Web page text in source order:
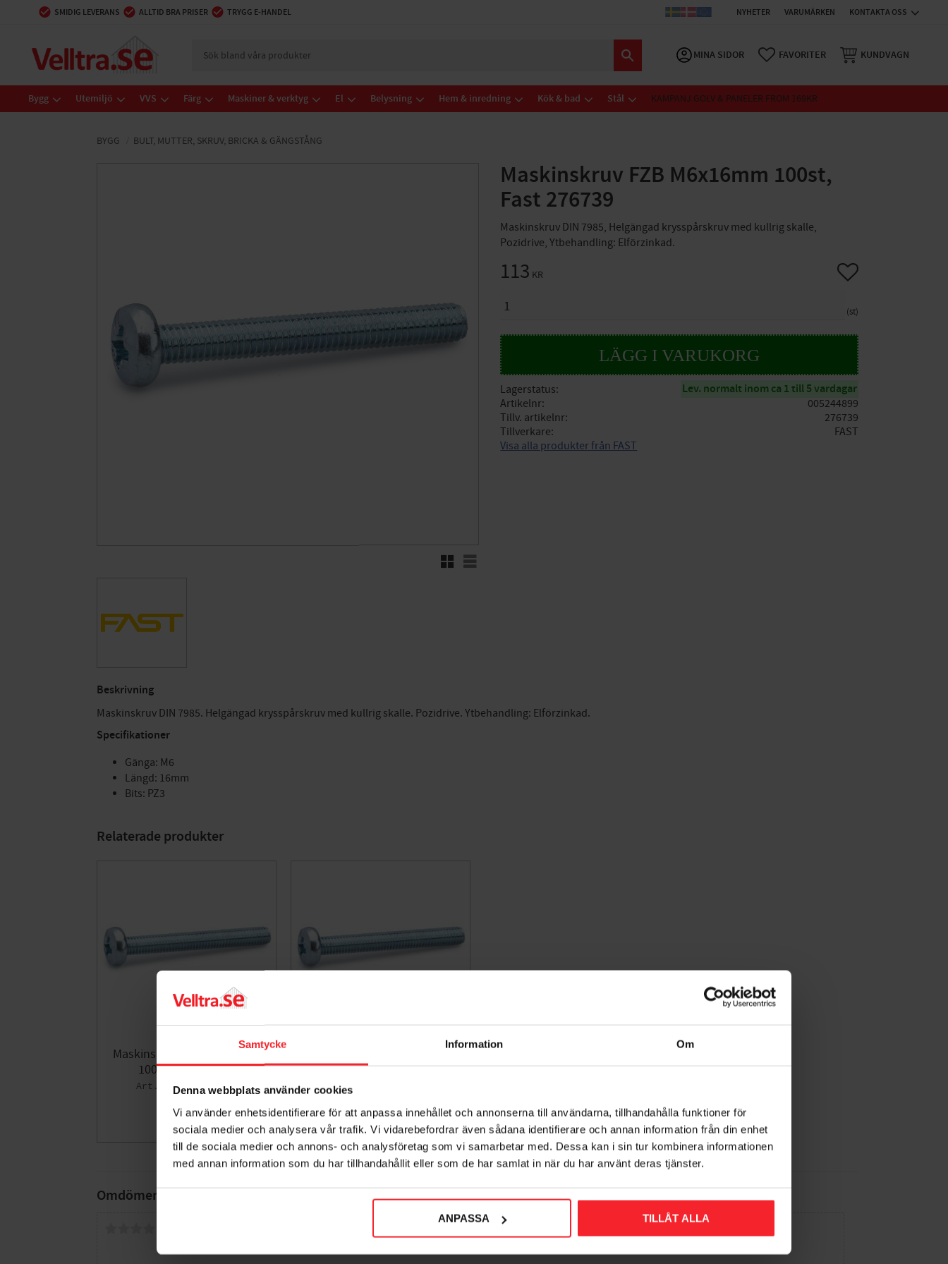
Samtycke Information Om
Denna webbplats använder cookies
Vi använder enhetsidentifierare för att anpassa innehållet och annonserna till användarna, tillhandahålla funktioner för
sociala medier och analysera vår trafik. Vi vidarebefordrar även sådana identifierare och annan information från din enhet
till de sociala medier och annons- och analysföretag som vi samarbetar med. Dessa kan i sin tur kombinera informationen
med annan information som du har tillhandahållit eller som de har samlat in när du har använt deras tjänster.
ANPASSA TILLÅT ALLA
SMIDIG LEVERANS ALLTID BRA PRISER TRYGG E-HANDEL NYHETER VARUMÄRKEN KONTAKTA OSS
MINA SIDOR FAVORITER KUNDVAGN
Bygg Utemiljö VVS Färg Maskiner & verktyg El Belysning Hem & inredning Kök & bad Stål KAMPANJ GOLV & PANELER FROM 169KR
BYGG BULT, MUTTER, SKRUV, BRICKA & GÄNGSTÅNG
Maskinskruv FZB M6x16mm 100st,
Fast 276739
Maskinskruv DIN 7985, Helgängad krysspårskruv med kullrig skalle,
Pozidrive, Ytbehandling: Elförzinkad.
Rutnätsvy
Listvy
113 KR
st
Lägg till i favoriter
Lagerstatus Lev. normalt inom ca 1 till 5 vardagar
Artikelnr
005244899
Tillv. artikelnr
276739
Tillverkare
FAST
Visa alla produkter från FAST
Beskrivning
Maskinskruv DIN 7985. Helgängad krysspårskruv med kullrig skalle. Pozidrive. Ytbehandling: Elförzinkad.
Specifikationer
Gänga: M6
Längd: 16mm
Bits: PZ3
Omdömen
Relaterade produkter
Maskinskruv FZB M6x10mm
100st, Fast 276735
005244897
108
Lägg till i favoriter
100st, Fast 276737
Lägg till i favoriter